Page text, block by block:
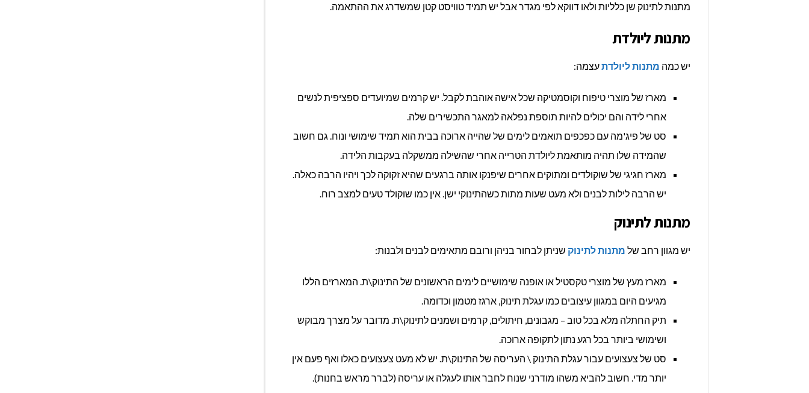
מתנות לתינוק שן כלליות ולאו דווקא לפי מגדר אבל יש תמיד טוויסט קטן שמשדרג את ההתאמה.
מתנות ליולדת
יש כמה מתנות ליולדתעצמה:
מארז של מוצרי טיפוח וקוסמטיקה שכל אישה אוהבת לקבל. יש קרמים שמיועדים ספציפית לנשים
אחרי לידה והם יכולים להיות תוספת נפלאה למאגר התכשירים שלה.
סט של פיג'מה עם כפכפים תואמים לימים של שהייה ארוכה בבית הוא תמיד שימושי ונוח. גם חשוב
שהמידה שלו תהיה מותאמת ליולדת הטרייה אחרי שהשילה ממשקלה בעקבות הלידה.
מארז חגיגי של שוקולדים ומתוקים אחרים שיפנקו אותה ברגעים שהיא זקוקה לכך ויהיו הרבה כאלה.
יש הרבה לילות לבנים ולא מעט שעות מתות כשהתינוקי ישן. אין כמו שוקולד טעים למצב רוח.
מתנות לתינוק
יש מגוון רחב של מתנות לתינוק שניתן לבחור בניהן ורובם מתאימים לבנים ולבנות:
מארז מעץ של מוצרי טקסטיל או אופנה שימושיים לימים הראשונים של התינוק\ת. המארזים הללו
מגיעים היום במגוון עיצובים כמו עגלת תינוק, ארגז מטמון וכדומה.
תיק החתלה מלא בכל טוב – מגבונים, חיתולים, קרמים ושמנים לתינוק\ת. מדובר על מצרך מבוקש
ושימושי ביותר בכל רגע נתון לתקופה ארוכה.
סט של צעצועים עבור עגלת התינוק \ העריסה של התינוק\ת. יש לא מעט צעצועים כאלו ואף פעם אין
יותר מדי. חשוב להביא משהו מודרני שנוח לחבר אותו לעגלה או עריסה (לברר מראש בחנות).